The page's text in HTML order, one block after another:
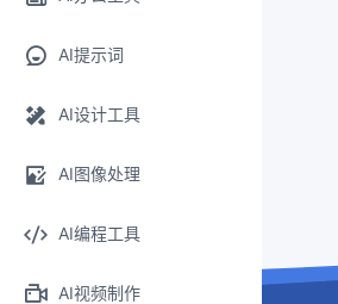
AI提示词
AI设计工具
AI图像处理
AI编程工具
AI视频制作